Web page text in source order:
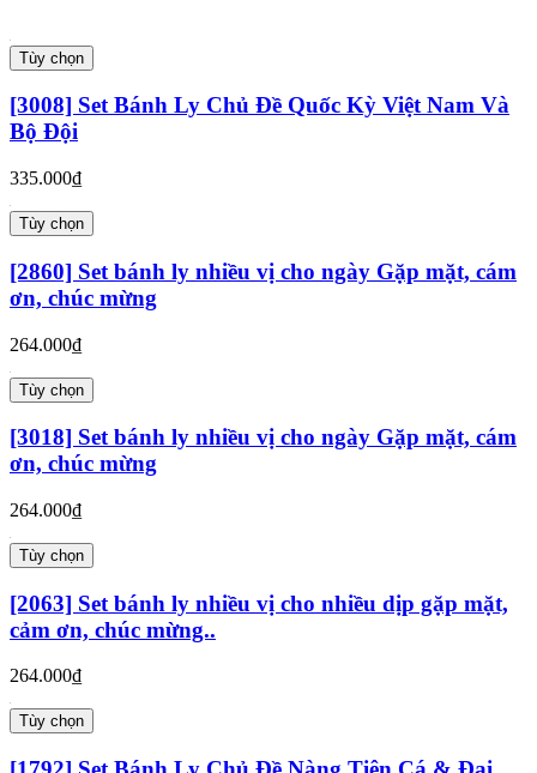
Tùy chọn
[3008] Set Bánh Ly Chủ Đề Quốc Kỳ Việt Nam Và
Bộ Đội
335.000₫
Tùy chọn
[2860] Set bánh ly nhiều vị cho ngày Gặp mặt, cám
ơn, chúc mừng
264.000₫
Tùy chọn
[3018] Set bánh ly nhiều vị cho ngày Gặp mặt, cám
ơn, chúc mừng
264.000₫
Tùy chọn
[2063] Set bánh ly nhiều vị cho nhiều dịp gặp mặt,
cảm ơn, chúc mừng..
264.000₫
Tùy chọn